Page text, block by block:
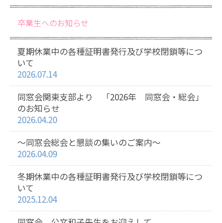
卒業生へのお知らせ
夏期休業中の各種証明書発行及び学校閉鎖等につ
いて
2026.07.14
同窓会関東支部より 「2026年 同窓会・総会」
のお知らせ
2026.04.20
～同窓会総会と懇談の集いのご案内～
2026.04.09
冬期休業中の各種証明書発行及び学校閉鎖等につ
いて
2025.12.04